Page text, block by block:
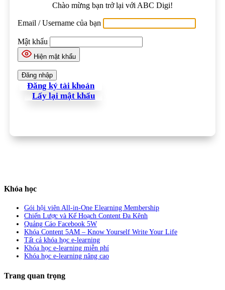
Chào mừng bạn trở lại với ABC Digi!
Email / Username của bạn
Mật khẩu
Hiện mật khẩu
Đăng ký tài khoản
Lấy lại mật khẩu
Khóa học
Gói hội viên All-in-One Elearning Membership
Chiến Lược và Kế Hoạch Content Đa Kênh
Quảng Cáo Facebook 5W
Khóa Content 5AM – Know Yourself Write Your Life
Tất cả khóa học e-learning
Khóa học e-learning miễn phí
Khóa học e-learning nâng cao
Trang quan trọng